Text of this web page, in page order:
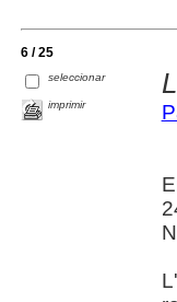
6 / 25
seleccionar
imprimir